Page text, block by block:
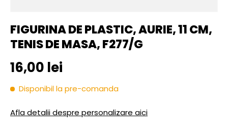
FIGURINA DE PLASTIC, AURIE, 11 CM,
TENIS DE MASA, F277/G
Pret initial
16,00 lei
Disponibil la pre-comanda
Afla detalii despre personalizare aici